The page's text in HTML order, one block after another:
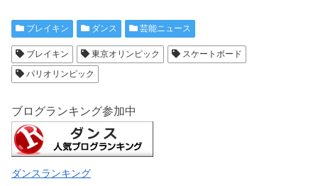
ブレイキン ダンス 芸能ニュース
ブレイキン 東京オリンピック
スケートボード
パリオリンピック
ブログランキング参加中
ダンスランキング